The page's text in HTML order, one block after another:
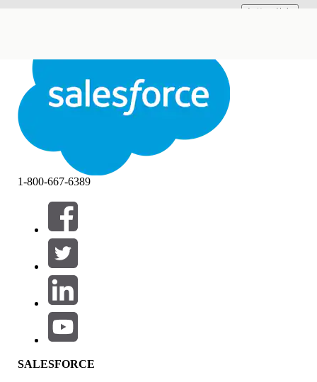
結束
篩選條件： (0)
選取篩選
產品區域
功能影響
1-800-667-6389
SALESFORCE